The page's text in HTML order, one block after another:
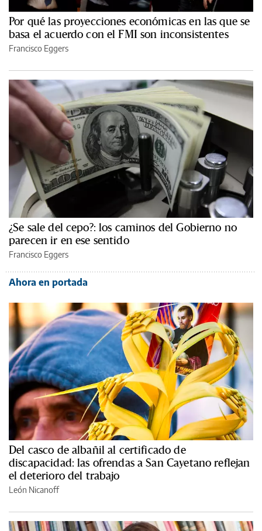
Por qué las proyecciones económicas en las que se
basa el acuerdo con el FMI son inconsistentes
Francisco Eggers
¿Se sale del cepo?: los caminos del Gobierno no
parecen ir en ese sentido
Francisco Eggers
Ahora en portada
Del casco de albañil al certificado de
discapacidad: las ofrendas a San Cayetano reflejan
el deterioro del trabajo
León Nicanoff